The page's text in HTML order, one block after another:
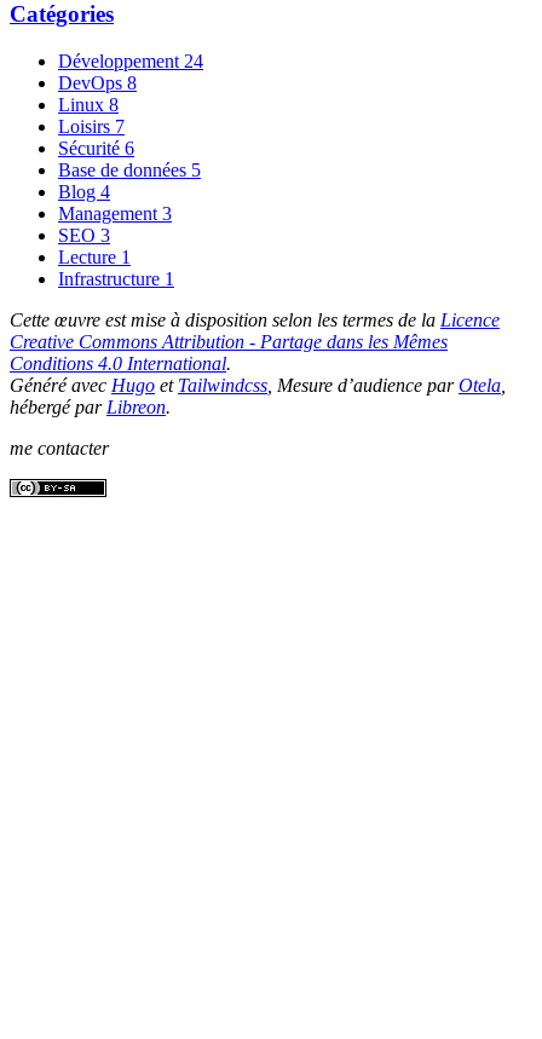
Catégories
Développement 24
DevOps 8
Linux 8
Loisirs 7
Sécurité 6
Base de données 5
Blog 4
Management 3
SEO 3
Lecture 1
Infrastructure 1
Cette œuvre est mise à disposition selon les termes de la Licence
Creative Commons Attribution - Partage dans les Mêmes
Conditions 4.0 International.
Généré avec Hugo et Tailwindcss , Mesure d’audience parOtela
hébergé par Libreon.
me contacter